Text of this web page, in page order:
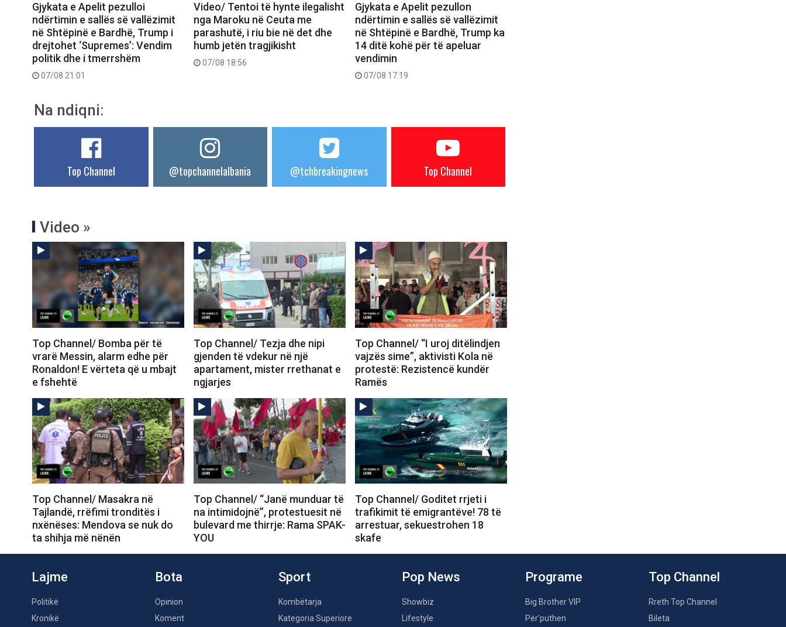
Gjykata e Apelit pezulloi
ndërtimin e sallës së vallëzimit
në Shtëpinë e Bardhë, Trump i
drejtohet ‘Supremes’: Vendim
politik dhe i tmerrshëm
07/08 21:01
Video/ Tentoi të hynte ilegalisht
nga Maroku në Ceuta me
parashutë, i riu bie në det dhe
humb jetën tragjikisht
07/08 18:56
Gjykata e Apelit pezullon
ndërtimin e sallës së vallëzimit
në Shtëpinë e Bardhë, Trump ka
14 ditë kohë për të apeluar
vendimin
07/08 17:19
Na ndiqni:
Top Channel @topchannelalbania @tchbreakingnews Top Channel
Video »
Top Channel/ Bomba për të
vrarë Messin, alarm edhe për
Ronaldon! E vërteta që u mbajt
e fshehtë
Top Channel/ Tezja dhe nipi
gjenden të vdekur në një
apartament, mister rrethanat e
ngjarjes
Top Channel/ “I uroj ditëlindjen
vajzës sime”, aktivisti Kola në
protestë: Rezistencë kundër
Ramës
Top Channel/ Masakra në
Tajlandë, rrëfimi tronditës i
nxënëses: Mendova se nuk do
ta shihja më nënën
Top Channel/ “Janë munduar të
na intimidojnë”, protestuesit në
bulevard me thirrje: Rama SPAK-
YOU
Top Channel/ Goditet rrjeti i
trafikimit të emigrantëve! 78 të
arrestuar, sekuestrohen 18
skafe
Lajme
Politikë
Kronikë
Bota
Opinion
Koment
Sport
Kombëtarja
Kategoria Superiore
Pop News
Showbiz
Lifestyle
Programe
Big Brother VIP
Për’puthen
Top Channel
Rreth Top Channel
Bileta